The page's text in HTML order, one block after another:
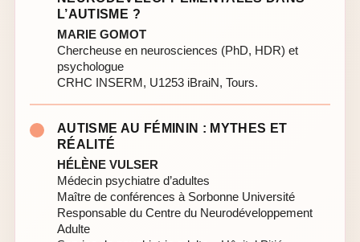
L’AUTISME ?
MARIE GOMOT
Chercheuse en neurosciences (PhD, HDR) et
psychologue
CRHC INSERM, U1253 iBraiN, Tours.
AUTISME AU FÉMININ : MYTHES ET
RÉALITÉ
HÉLÈNE VULSER
Médecin psychiatre d’adultes
Maître de conférences à Sorbonne Université
Responsable du Centre du Neurodéveloppement
Adulte